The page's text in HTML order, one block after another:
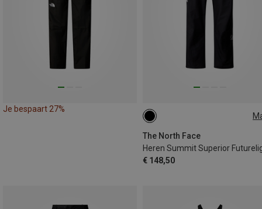
Je bespaart 27%
The North Face
€ 148,50
S